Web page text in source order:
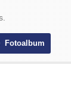
Fotoalbum